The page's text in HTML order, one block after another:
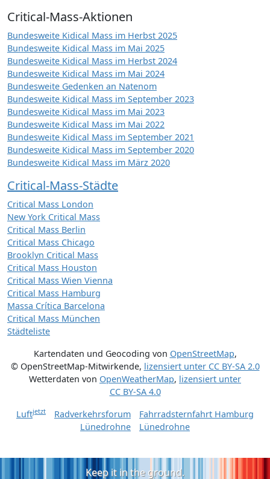
Critical-Mass-Aktionen
Bundesweite Kidical Mass im Herbst 2025
Bundesweite Kidical Mass im Mai 2025
Bundesweite Kidical Mass im Herbst 2024
Bundesweite Kidical Mass im Mai 2024
Bundesweite Gedenken an Natenom
Bundesweite Kidical Mass im September 2023
Bundesweite Kidical Mass im Mai 2023
Bundesweite Kidical Mass im Mai 2022
Bundesweite Kidical Mass im September 2021
Bundesweite Kidical Mass im September 2020
Bundesweite Kidical Mass im März 2020
Critical-Mass-Städte
Critical Mass London
New York Critical Mass
Critical Mass Berlin
Critical Mass Chicago
Brooklyn Critical Mass
Critical Mass Houston
Critical Mass Wien Vienna
Critical Mass Hamburg
Massa Crítica Barcelona
Critical Mass München
Städteliste
Kartendaten und Geocoding von OpenStreetMap,
© OpenStreetMap-Mitwirkende, lizensiert unter CC BY-SA 2.0
Wetterdaten von OpenWeatherMap, lizensiert unter
CC BY-SA 4.0
Luftjetzt Radverkehrsforum
Fahrradsternfahrt Hamburg
Lünedrohne
Lünedrohne
Keep it in the ground.